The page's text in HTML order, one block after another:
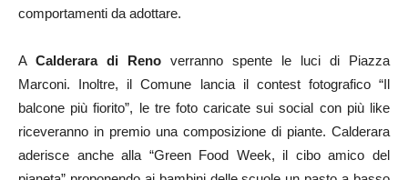
comportamenti da adottare.
A Calderara di Reno verranno spente le luci di Piazza
Marconi. Inoltre, il Comune lancia il contest fotografico “Il
balcone più fiorito”, le tre foto caricate sui social con più like
riceveranno in premio una composizione di piante. Calderara
aderisce anche alla “Green Food Week, il cibo amico del